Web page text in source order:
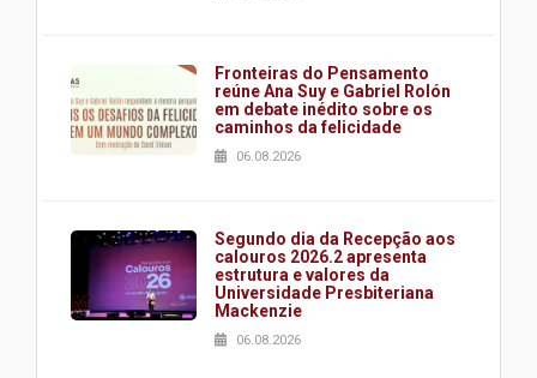
Fronteiras do Pensamento
reúne Ana Suy e Gabriel Rolón
em debate inédito sobre os
caminhos da felicidade
06.08.2026
Segundo dia da Recepção aos
calouros 2026.2 apresenta
estrutura e valores da
Universidade Presbiteriana
Mackenzie
06.08.2026